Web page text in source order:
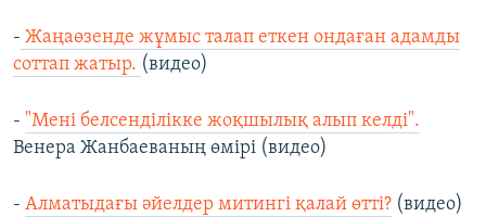
- Жаңаөзенде жұмыс талап еткен ондаған адамды
соттап жатыр. (видео)
- "Мені белсенділікке жоқшылық алып келді".
Венера Жанбаеваның өмірі (видео)
- Алматыдағы әйелдер митингі қалай өтті? (видео)